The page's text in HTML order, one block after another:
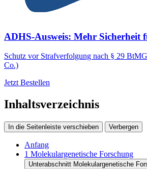
ADHS-Ausweis: Mehr Sicherheit
Schutz vor Strafverfolgung nach § 29
Co.)
Jetzt Bestellen
Inhaltsverzeichnis
In die Seitenleiste verschieben Verbergen
Anfang
1 Molekulargenetische Forschung
Unterabschnitt Molekulargenetische